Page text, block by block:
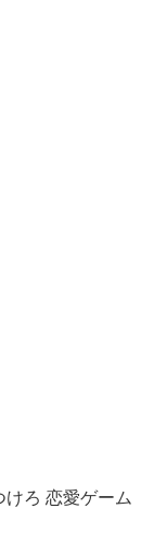
けろ 恋愛ゲーム